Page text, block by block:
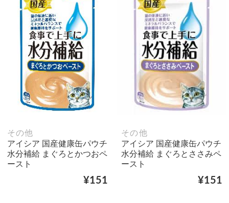
その他
アイシア 国産健康缶パウチ
水分補給 まぐろとかつおペ
ースト
¥151
その他
アイシア 国産健康缶パウチ
水分補給 まぐろとささみペ
ースト
¥151